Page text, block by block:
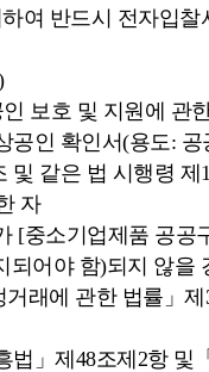
반드시 전자입찰
보호 및 지원에 관
공인 확인서(용도:
같은 법 시행령
자
[중소기업제품 공
어야 함)되지 않을
래에 관한 법률」
」제48조제2항